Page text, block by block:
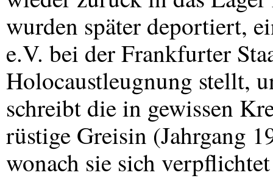
wurden später deportiert,
e.V. bei der Frankfurter
Holocaustleugnung stellt,
schreibt die in gewissen
rüstige Greisin (Jahrgang
wonach sie sich